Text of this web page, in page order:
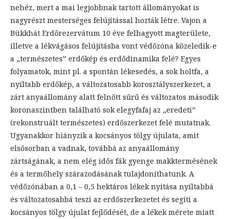
nehéz, mert a mai legjobbnak tartott állományokat is
nagyrészt mesterséges felújítással hozták létre. Vajon a
Bükkhát Erdőrezervátum 10 éve felhagyott magterülete,
illetve a lékvágásos felújításba vont védőzóna közeledik-e
a „természetes” erdőkép és erdődinamika felé? Egyes
folyamatok, mint pl. a spontán lékesedés, a sok holtfa, a
nyíltabb erdőkép, a változatosabb korosztályszerkezet, a
zárt anyaállomány alatt felnőtt sűrű és változatos második
koronaszintben található sok elegyfafaj az „eredeti”
(rekonstruált természetes) erdőszerkezet felé mutatnak.
Ugyanakkor hiányzik a kocsányos tölgy újulata, amit
elsősorban a vadnak, továbbá az anyaállomány
zártságának, a nem elég idős fák gyenge makktermésének
és a termőhely szárazodásának tulajdoníthatunk. A
védőzónában a 0,1 – 0,5 hektáros lékek nyitása nyíltabbá
és változatosabbá teszi az erdőszerkezetet és segíti a
kocsányos tölgy újulat fejlődését, de a lékek mérete miatt